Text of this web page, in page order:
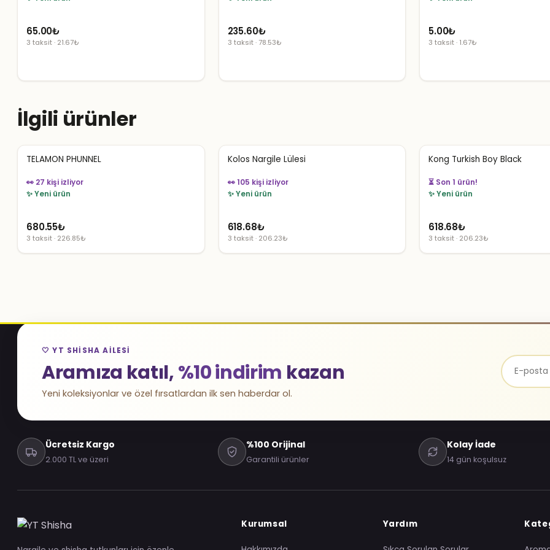
65.00₺
3 taksit · 21.67₺
235.60₺
3 taksit · 78.53₺
5.00₺
3 taksit · 1.67₺
İlgili ürünler
TELAMON PHUNNEL
👀 27 kişi izliyor
✨ Yeni ürün
680.55₺
3 taksit · 226.85₺
Kolos Nargile Lülesi
👀 105 kişi izliyor
✨ Yeni ürün
618.68₺
3 taksit · 206.23₺
Kong Turkish Boy Black
👀 54 kişi izliyor
✨ Yeni ürün
618.68₺
3 taksit · 206.23₺
🤍 YT SHISHA AILESI
Aramıza katıl,%10 indirim kazan
Yeni koleksiyonlar ve özel fırsatlardan ilk sen haberdar ol.
Ücretsiz Kargo
2.000 TL ve üzeri
%100 Orijinal
Garantili ürünler
Kolay İade
14 gün koşulsuz
Kurumsal Yardım